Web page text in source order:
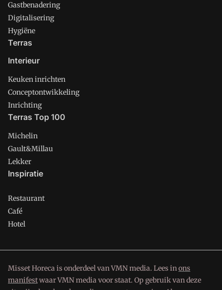
Gastbenadering
Digitalisering
Hygiëne
Terras
Interieur
Keuken inrichten
Conceptontwikkeling
Inrichting
Terras Top 100
Michelin
Gault&Millau
Lekker
Inspiratie
Restaurant
Café
Hotel
Misset Horeca is onderdeel van VMN media. Lees inons
manifestwaar VMN media voor staat. Op gebruik van deze